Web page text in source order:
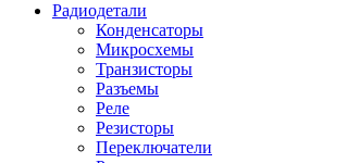
Радиодетали
Конденсаторы
Микросхемы
Транзисторы
Разъемы
Реле
Резисторы
Переключатели